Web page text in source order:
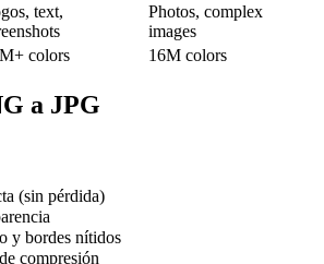
text,
Photos, complex
images
colors 16M colors
a JPG
(sin pérdida)
y bordes nítidos
compresión